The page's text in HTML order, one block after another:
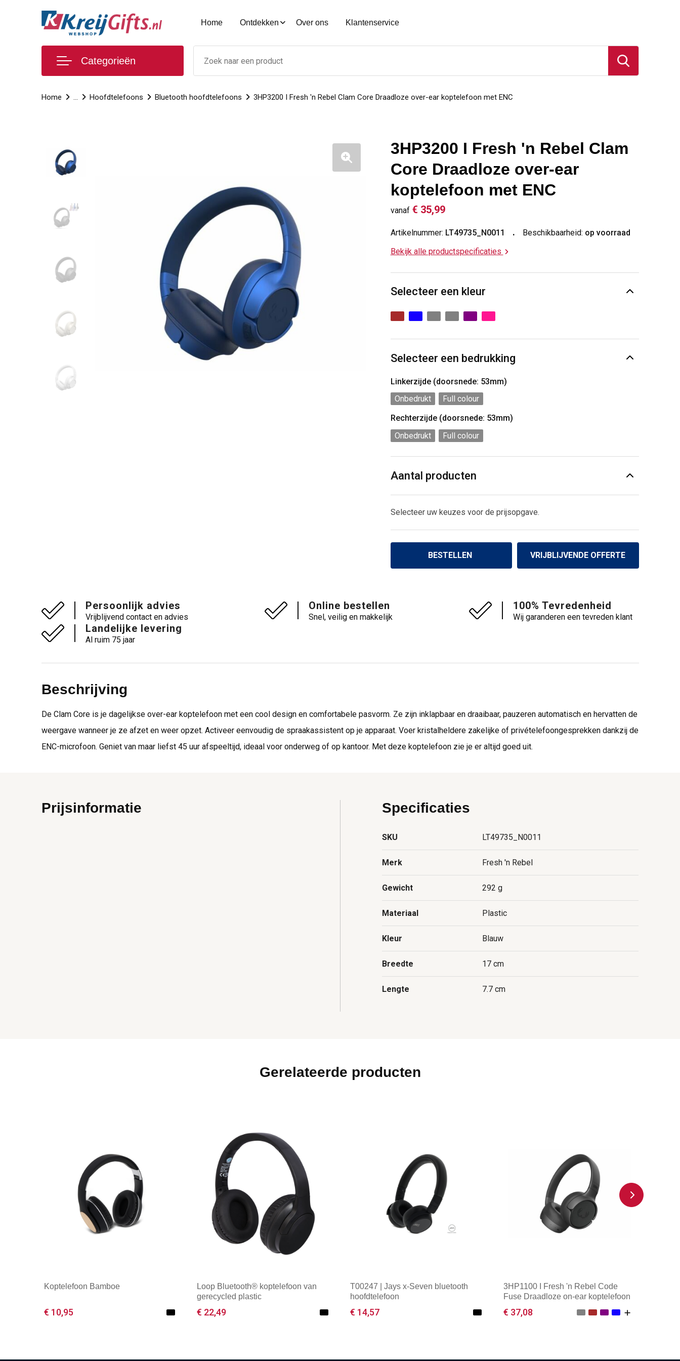
Home Ontdekken Over ons Klantenservice
Categorieën
Home ... Hoofdtelefoons Bluetooth hoofdtelefoons 3HP3200 I Fresh 'n Rebel Clam Core Draadloze over-ear koptelefoon met ENC
3HP3200 I Fresh 'n Rebel Clam
Core Draadloze over-ear
koptelefoon met ENC
vanaf € 35,99
Artikelnummer: LT49735_N0011 Beschikbaarheid: op voorraad
Bekijk alle productspecificaties
Selecteer een kleur
Selecteer een bedrukking
Linkerzijde (doorsnede: 53mm)
Onbedrukt
Full colour
Rechterzijde (doorsnede: 53mm)
Onbedrukt
Full colour
Aantal producten
Selecteer uw keuzes voor de prijsopgave.
BESTELLEN VRIJBLIJVENDE OFFERTE
Persoonlijk advies
Vrijblijvend contact en advies
Online bestellen
Snel, veilig en makkelijk
100% Tevredenheid
Wij garanderen een tevreden klant
Landelijke levering
Al ruim 75 jaar
Beschrijving
De Clam Core is je dagelijkse over-ear koptelefoon met een cool design en comfortabele pasvorm. Ze zijn inklapbaar en draaibaar, pauzeren automatisch en hervatten de
weergave wanneer je ze afzet en weer opzet. Activeer eenvoudig de spraakassistent op je apparaat. Voer kristalheldere zakelijke of privételefoongesprekken dankzij de
ENC-microfoon. Geniet van maar liefst 45 uur afspeeltijd, ideaal voor onderweg of op kantoor. Met deze koptelefoon zie je er altijd goed uit.
Prijsinformatie Specificaties
SKU LT49735_N0011
Merk Fresh 'n Rebel
Gewicht 292 g
Materiaal Plastic
Kleur Blauw
Breedte 17 cm
Lengte 7.7 cm
Gerelateerde producten
Koptelefoon Bamboe
€ 10,95
Loop Bluetooth® koptelefoon van
gerecycled plastic
€ 22,49
T00247 | Jays x-Seven bluetooth
hoofdtelefoon
€ 14,57
3HP1100 I Fresh 'n Rebel Code
Fuse Draadloze on-ear koptelefoon
€ 37,08